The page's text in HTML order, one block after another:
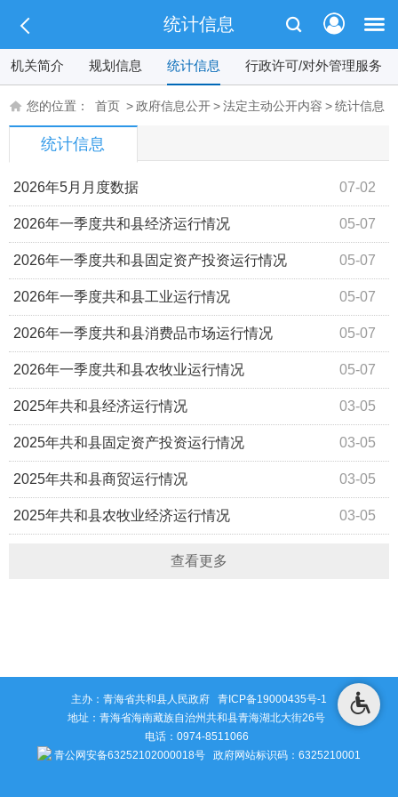
统计信息
机关简介 规划信息 统计信息 行政许可/对外管理服务
您的位置： 首页 >政府信息公开>法定主动公开内容 >统计信息
统计信息
07-02
2026年5月月度数据
05-07
2026年一季度共和县经济运行情况
05-07
2026年一季度共和县固定资产投资运行情况
05-07
2026年一季度共和县工业运行情况
05-07
2026年一季度共和县消费品市场运行情况
05-07
2026年一季度共和县农牧业运行情况
03-05
2025年共和县经济运行情况
03-05
2025年共和县固定资产投资运行情况
03-05
2025年共和县商贸运行情况
03-05
2025年共和县农牧业经济运行情况
查看更多
主办：青海省共和县人民政府 青ICP备19000435号-1
地址：青海省海南藏族自治州共和县青海湖北大街26号
电话：0974-8511066
青公网安备63252102000018号 政府网站标识码：6325210001